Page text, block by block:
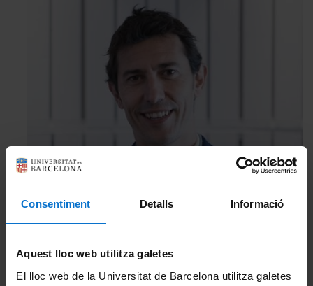
Consentiment Detalls Informació
Aquest lloc web utilitza galetes
El lloc web de la Universitat de Barcelona utilitza galetes